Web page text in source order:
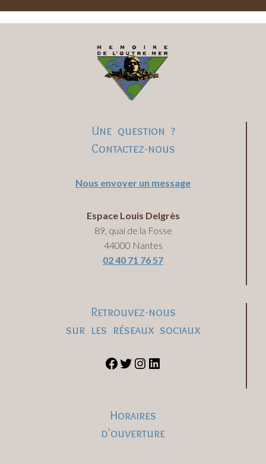
Une question ?
Contactez-nous
Nous envoyer un message
Espace Louis Delgrès
89, quai de la Fosse
44000 Nantes
02 40 71 76 57
Retrouvez-nous
sur les réseaux sociaux
Horaires
d'ouverture